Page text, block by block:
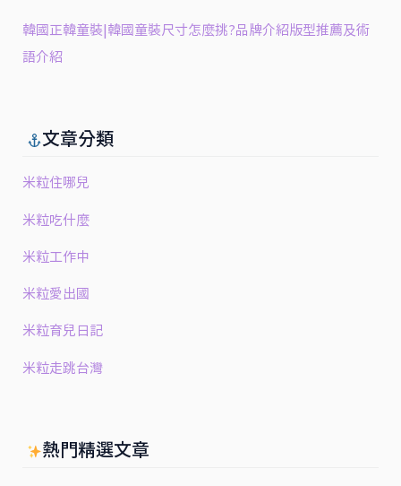
韓國正韓童裝|韓國童裝尺寸怎麼挑?品牌介紹版型推薦及術
語介紹
文章分類
米粒住哪兒
米粒吃什麼
米粒工作中
米粒愛出國
米粒育兒日記
米粒走跳台灣
熱門精選文章